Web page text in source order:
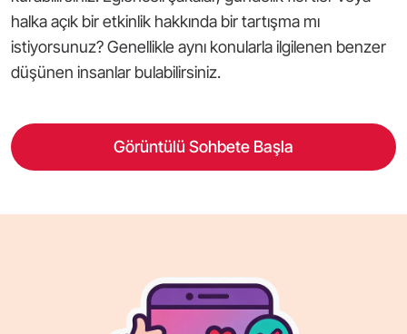
halka açık bir etkinlik hakkında bir tartışma mı
istiyorsunuz? Genellikle aynı konularla ilgilenen benzer
düşünen insanlar bulabilirsiniz.
Görüntülü Sohbete Başla